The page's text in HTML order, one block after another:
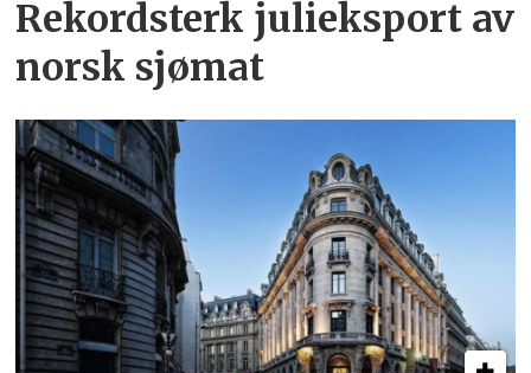
Rekordsterk julieksport av
norsk sjømat